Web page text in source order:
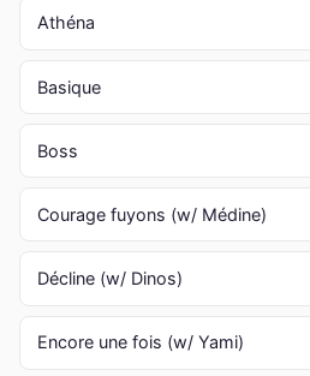
Athéna
Basique
Boss
Courage fuyons (w/ Médine)
Décline (w/ Dinos)
Encore une fois (w/ Yami)